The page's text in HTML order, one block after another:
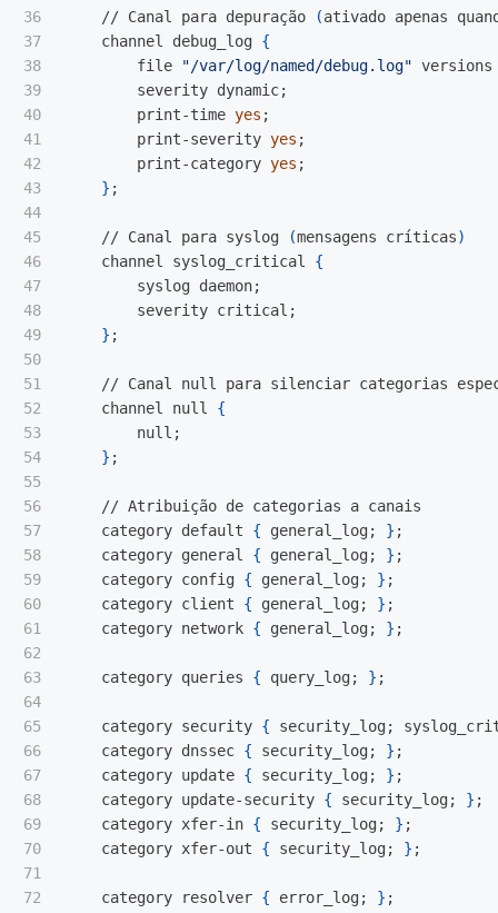
36
37
38
39
40
41
42
43
44
45
46
47
48
49
50
51
52
53
54
55
56
57
58
59
60
61
62
63
64
65
66
67
68
69
70
71
72
    // Canal para depuração
(ativado apenas
    channel debug_log
{
        file
"/var/log/named/debug.log" versions
        severity dynamic
;
        print-time
yes ;
        print-severity
yes ;
        print-category
yes ;
} ;
    // Canal para syslog
(mensagens críticas)
    channel syslog_critical
{
        syslog daemon
;
        severity critical
;
} ;
// Canal null para silenciar categorias
    channel null
{
        null
;
} ;
    // Atribuição de categorias a canais
    category default
{ general_log; } ;
    category general
{ general_log; } ;
    category config
{ general_log; } ;
    category client
{ general_log; } ;
    category network
{ general_log; } ;
    category queries
{ query_log; } ;
    category security
{ security_log;
    category dnssec
{ security_log; } ;
    category update
{ security_log; } ;
    category update-security
{ security_log; } ;
    category xfer-in
{ security_log; } ;
    category xfer-out
{ security_log; } ;
    category resolver
{ error_log; } ;